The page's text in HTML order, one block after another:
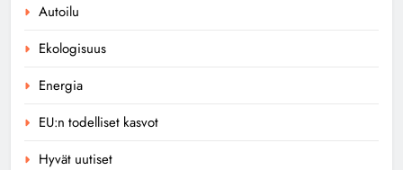
Autoilu
Ekologisuus
Energia
EU:n todelliset kasvot
Hyvät uutiset